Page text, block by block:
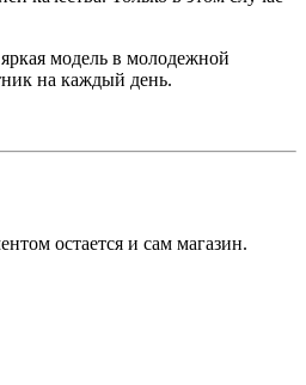
модель в молодежной
на каждый день.
остается и сам магазин.